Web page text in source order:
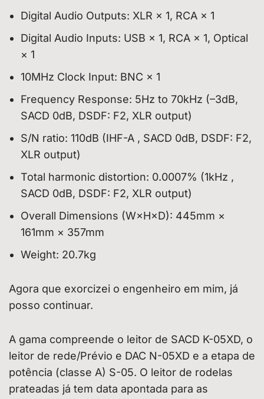
Digital Audio Outputs: XLR × 1, RCA × 1
Digital Audio Inputs: USB × 1, RCA × 1, Optical
× 1
10MHz Clock Input: BNC × 1
Frequency Response: 5Hz to 70kHz (–3dB,
SACD 0dB, DSDF: F2, XLR output)
S/N ratio: 110dB (IHF-A , SACD 0dB, DSDF: F2,
XLR output)
Total harmonic distortion: 0.0007% (1kHz ,
SACD 0dB, DSDF: F2, XLR output)
Overall Dimensions (W×H×D): 445mm ×
161mm × 357mm
Weight: 20.7kg
Agora que exorcizei o engenheiro em mim, já
posso continuar.
A gama compreende o leitor de SACD K-05XD, o
leitor de rede/Prévio e DAC N-05XD e a etapa de
potência (classe A) S-05. O leitor de rodelas
prateadas já tem data apontada para as